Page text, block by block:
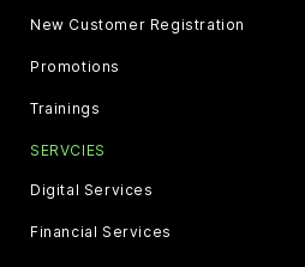
New Customer Registration
Promotions
Trainings
SERVCIES
Digital Services
Financial Services